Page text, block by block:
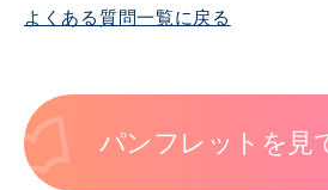
よくある質問一覧に戻る
パンフレットを見